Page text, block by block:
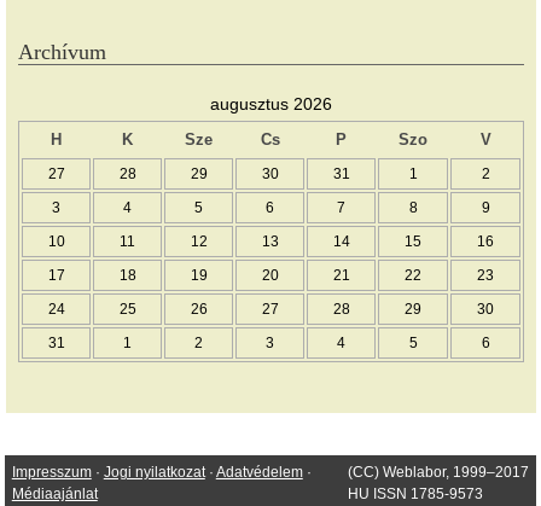
Archívum
augusztus 2026
H K Sze Cs P Szo V
27 28 29 30 31 1 2
3 4 5 6 7 8 9
10 11 12 13 14 15 16
17 18 19 20 21 22 23
24 25 26 27 28 29 30
31 1 2 3 4 5 6
(CC) Weblabor, 1999–2017
HU ISSN 1785-9573
Impresszum· Jogi nyilatkozat· Adatvédelem·
Médiaajánlat